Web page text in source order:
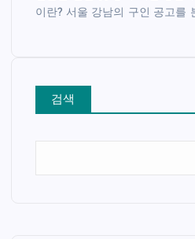
이란? 서울 강남의 구인 공고를
검색